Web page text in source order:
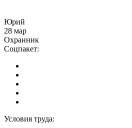
Юрий
28 мар
Охранник
Соцпакет:
Условия труда: